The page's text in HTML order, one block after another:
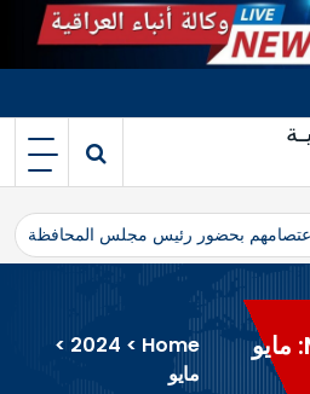
اعتصامهم بحضور رئيس مجلس المحافظة
Monthly Archives: مايو
Home
>
2024
>
مايو